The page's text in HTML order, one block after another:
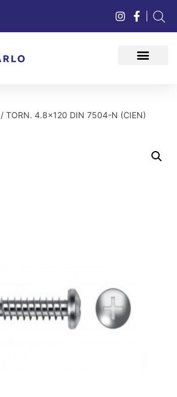
/ TORN. 4.8×120 DIN 7504-N (CIEN)